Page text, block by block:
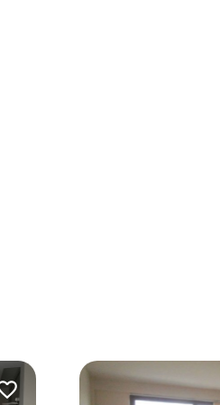
Dodaj do ulubionych